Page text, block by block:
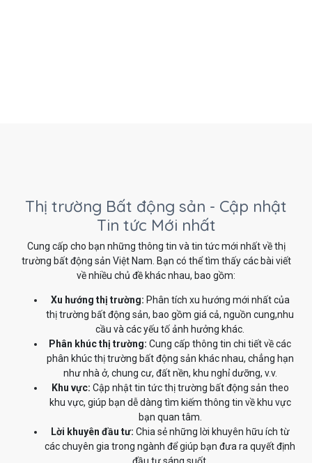
Thị trường Bất động sản - Cập nhật
Tin tức Mới nhất
Cung cấp cho bạn những thông tin và tin tức mới nhất về thị
trường bất động sản Việt Nam. Bạn có thể tìm thấy các bài viết
về nhiều chủ đề khác nhau, bao gồm:
Xu hướng thị trường: Phân tích xu hướng mới nhất của
thị trường bất động sản, bao gồm giá cả, nguồn cung,nhu
cầu và các yếu tố ảnh hưởng khác.
Phân khúc thị trường: Cung cấp thông tin chi tiết về các
phân khúc thị trường bất động sản khác nhau, chẳng hạn
như nhà ở, chung cư, đất nền, khu nghỉ dưỡng, v.v.
Khu vực: Cập nhật tin tức thị trường bất động sản theo
khu vực, giúp bạn dễ dàng tìm kiếm thông tin về khu vực
bạn quan tâm.
Lời khuyên đầu tư: Chia sẻ những lời khuyên hữu ích từ
các chuyên gia trong ngành để giúp bạn đưa ra quyết định